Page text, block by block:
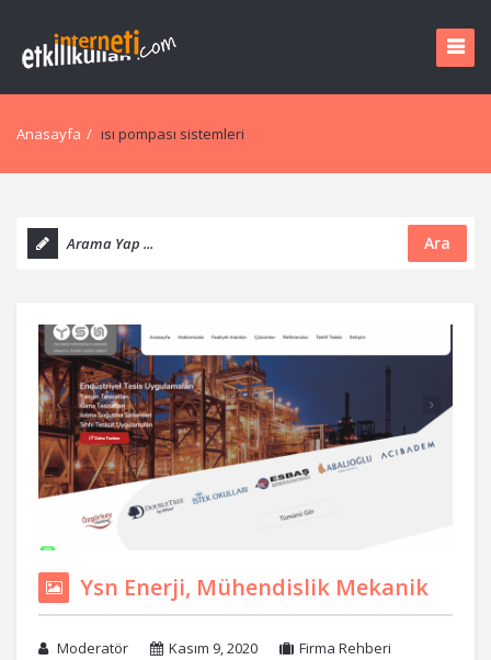
Anasayfa / ısı pompası sistemleri
Ara
Ysn Enerji, Mühendislik Mekanik
Moderatör Kasım 9, 2020
Firma Rehberi